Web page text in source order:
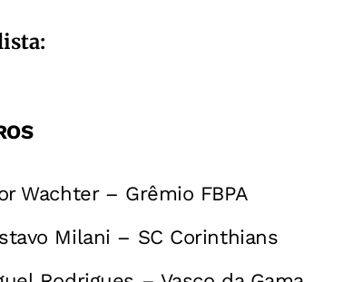
Wachter – Grêmio FBPA
Milani – SC Corinthians